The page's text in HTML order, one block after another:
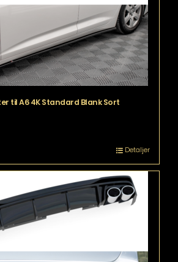
til A6 4K Standard Blank Sort
Detaljer